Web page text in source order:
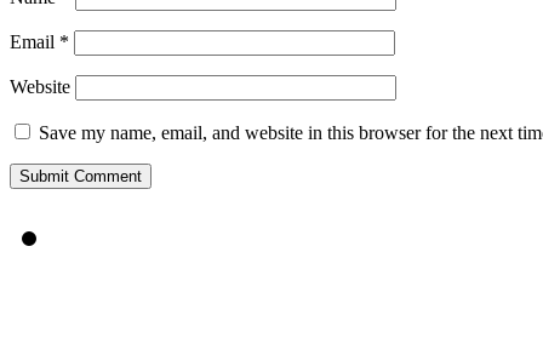
Email *
Website
Save my name, email, and website in this browser for the next